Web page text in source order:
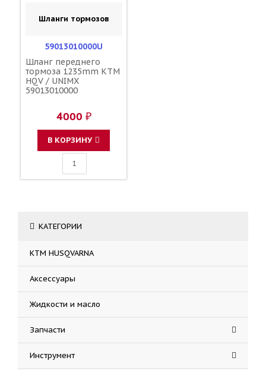
Шланги тормозов
59013010000U
Шланг переднего
тормоза 1235mm KTM
HQV / UNIMX
59013010000
4000 ₽
В КОРЗИНУ
КАТЕГОРИИ
KTM HUSQVARNA
Аксессуары
Жидкости и масло
Запчасти
Инструмент